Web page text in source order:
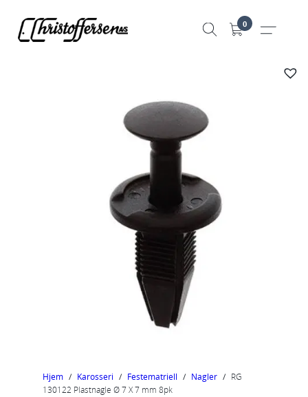
0
Hjem / Karosseri / Festematriell / Nagler / RG
130122 Plastnagle Ø 7 X 7 mm 8pk